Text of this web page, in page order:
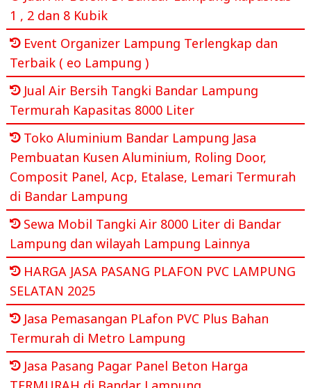
1 , 2 dan 8 Kubik
Event Organizer Lampung Terlengkap dan
Terbaik ( eo Lampung )
Jual Air Bersih Tangki Bandar Lampung
Termurah Kapasitas 8000 Liter
Toko Aluminium Bandar Lampung Jasa
Pembuatan Kusen Aluminium, Roling Door,
Composit Panel, Acp, Etalase, Lemari Termurah
di Bandar Lampung
Sewa Mobil Tangki Air 8000 Liter di Bandar
Lampung dan wilayah Lampung Lainnya
HARGA JASA PASANG PLAFON PVC LAMPUNG
SELATAN 2025
Jasa Pemasangan PLafon PVC Plus Bahan
Termurah di Metro Lampung
Jasa Pasang Pagar Panel Beton Harga